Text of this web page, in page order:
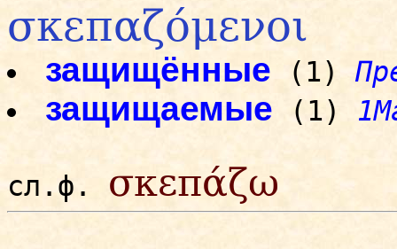
σκεπαζόμενοι
защищённые (1)
защищаемые (1)
сл.ф. σκεπάζω